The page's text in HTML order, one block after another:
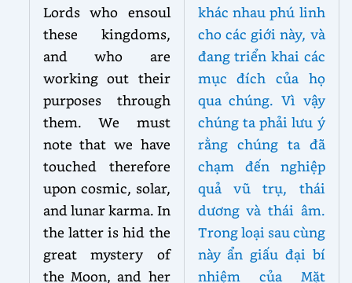
Lords who ensoul
these kingdoms,
and who are
working out their
purposes through
them. We must
note that we have
touched therefore
upon cosmic, solar,
and lunar karma. In
the latter is hid the
great mystery of
the Moon, and her
khác nhau phú linh
cho các giới này, và
đang triển khai các
mục đích của họ
qua chúng. Vì vậy
chúng ta phải lưu ý
rằng chúng ta đã
chạm đến nghiệp
quả vũ trụ, thái
dương và thái âm.
Trong loại sau cùng
này ẩn giấu đại bí
nhiệm của Mặt